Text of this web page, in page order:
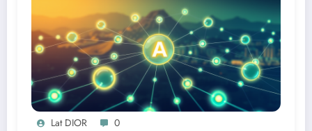
Lat DIOR 0